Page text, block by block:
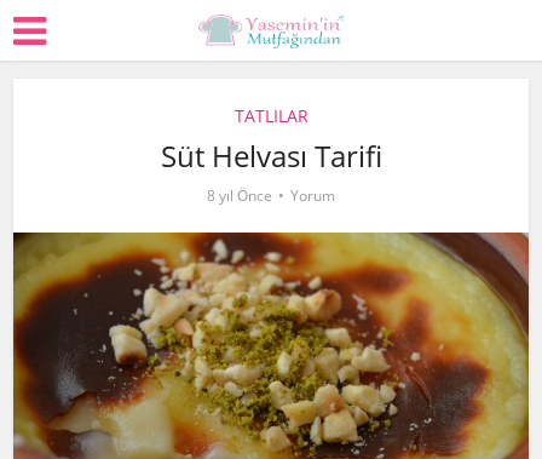
TATLILAR
Süt Helvası Tarifi
8 yıl Önce Yorum